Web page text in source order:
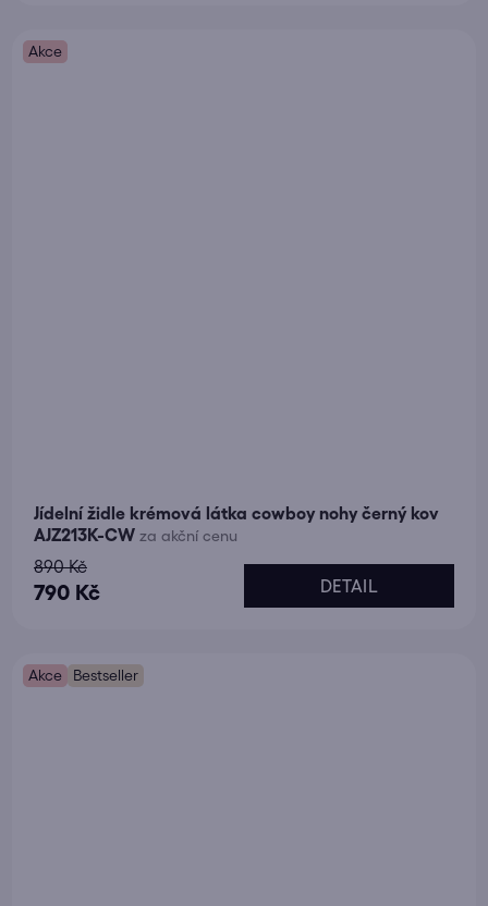
Akce
Jídelní židle krémová látka cowboy nohy černý kov
AJZ213K-CW za akční cenu
790 Kč
890 Kč
DETAIL
Akce Bestseller